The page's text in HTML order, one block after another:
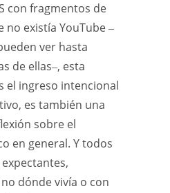
con fragmentos de
no existía YouTube ‒
ver hasta
de ellas‒, esta
el ingreso intencional
es también una
sobre el
en general. Y todos
dónde vivía o con